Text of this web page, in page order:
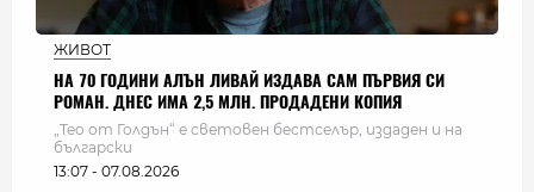
ЖИВОТ
НА 70 ГОДИНИ АЛЪН ЛИВАЙ ИЗДАВА САМ ПЪРВИЯ СИ
РОМАН. ДНЕС ИМА 2,5 МЛН. ПРОДАДЕНИ КОПИЯ
„Тео от Голдън“ е световен бестселър, издаден и на
български
13:07 - 07.08.2026